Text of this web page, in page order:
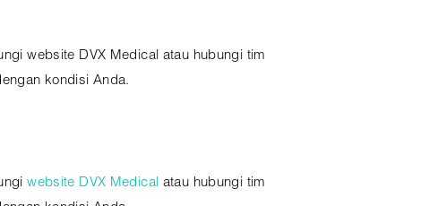
website DVX Medical atau hubungi tim
kondisi Anda.
website DVX Medical atau hubungi tim